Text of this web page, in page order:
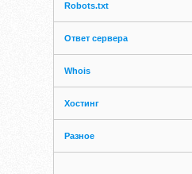
Robots.txt
Ответ сервера
Whois
Хостинг
Разное